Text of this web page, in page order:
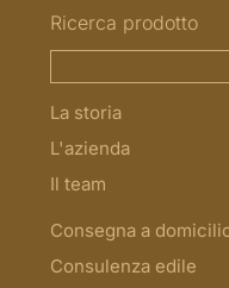
Ricerca prodotto
La storia
L'azienda
Il team
Consegna a
Consulenza edile